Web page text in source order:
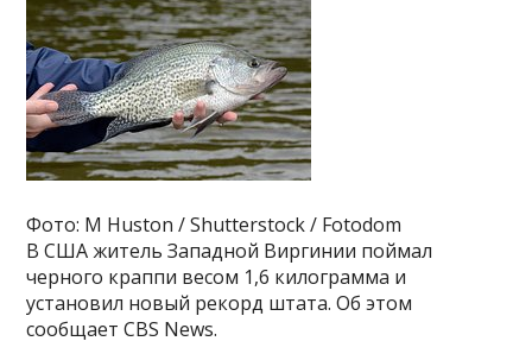
Фото: M Huston / Shutterstock / Fotodom
В США житель Западной Виргинии поймал
черного краппи весом 1,6 килограмма и
установил новый рекорд штата. Об этом
сообщает CBS News.